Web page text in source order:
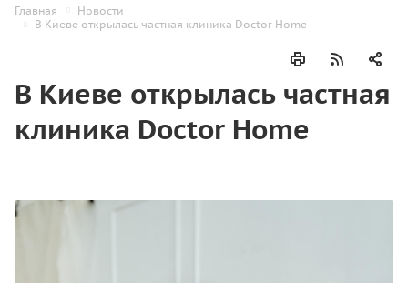
Главная
Новости
В Киеве открылась частная клиника Doctor Home
В Киеве открылась частная
клиника Doctor Home